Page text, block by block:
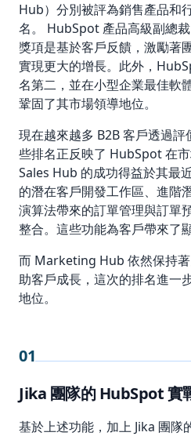
Hub）分別被評為銷售產品和
名。 HubSpot 產品高級副總
獎項是基於客戶反饋，激勵著
實現更大的增長。此外，
名第二，並在小型企業最佳軟
鞏固了其市場領導地位。
現在越來越多 B2B 客戶透過
些排名正反映了 HubSpot 在
Sales Hub 的成功得益於其最
的潛在客戶開發工作區、進階
演算法帶來的訂單管理與訂單
整合。這些功能為客戶帶來了
而 Marketing Hub 依然保持
助客戶成長，這次的排名進一
地位。
01
Jika 團隊的 HubSpot 實
基於上述功能，加上 Jika 團隊